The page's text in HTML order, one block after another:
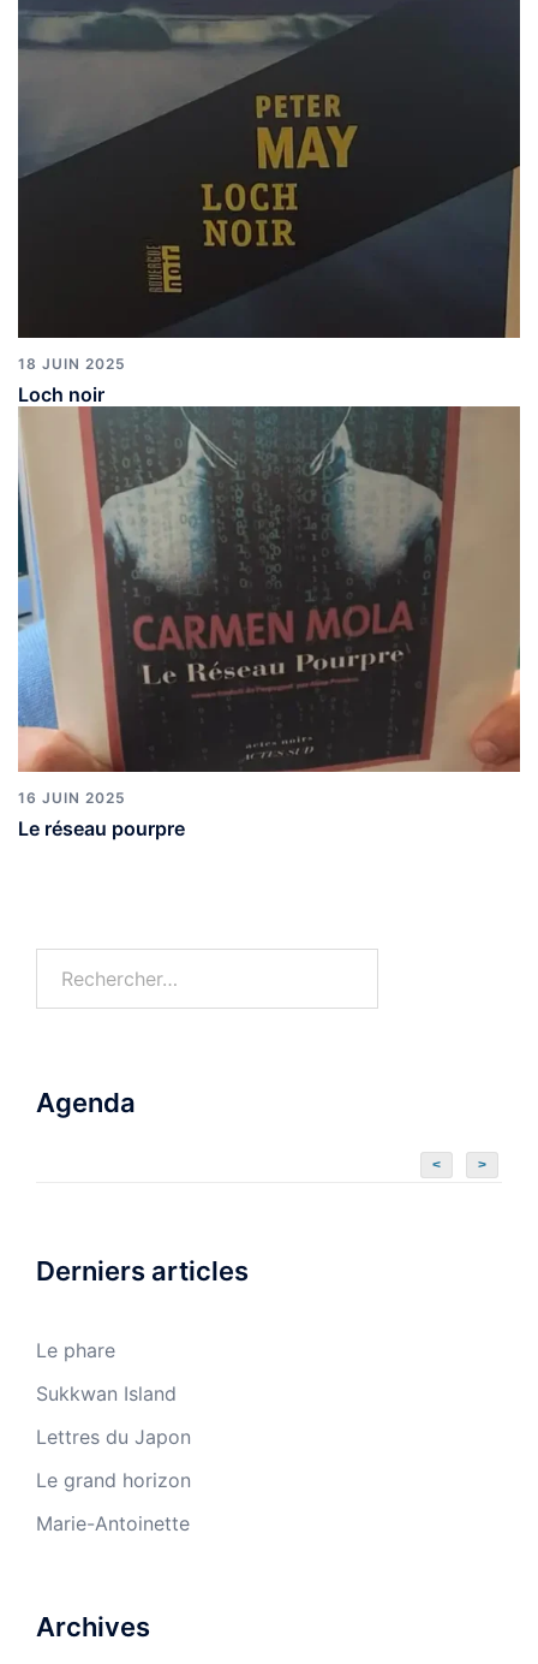
18 JUIN 2025
Loch noir
16 JUIN 2025
Le réseau pourpre
Agenda
< >
Derniers articles
Le phare
Sukkwan Island
Lettres du Japon
Le grand horizon
Marie-Antoinette
Archives